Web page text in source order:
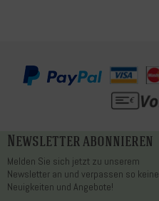
Newsletter abonnieren
Melden Sie sich jetzt zu unserem
Newsletter an und verpassen so keine
Neuigkeiten und Angebote!